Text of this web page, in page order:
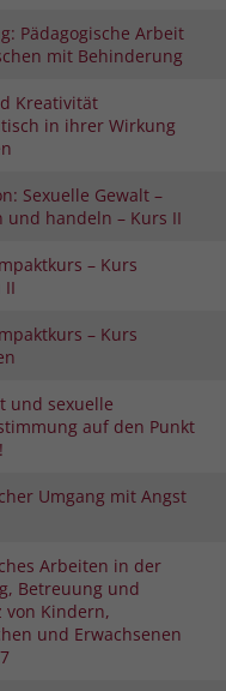
Pädagogische Arbeit
mit Behinderung
Kreativität
in ihrer Wirkung
Sexuelle Gewalt –
und handeln – Kurs II
– Kurs
II
– Kurs
und sexuelle
auf den Punkt
Umgang mit Angst
Arbeiten in der
Betreuung und
von Kindern,
und Erwachsenen